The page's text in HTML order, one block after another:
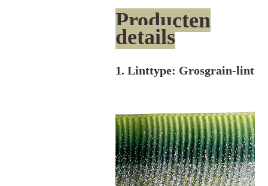
Producten
details
1. Linttype: Grosgrain-lint